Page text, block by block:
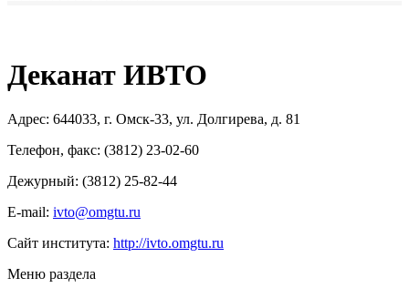
Деканат ИВТО
Адрес: 644033, г. Омск-33, ул. Долгирева, д. 81
Телефон, факс: (3812) 23-02-60
Дежурный: (3812) 25-82-44
E-mail: ivto@omgtu.ru
Сайт института: http://ivto.omgtu.ru
Меню раздела